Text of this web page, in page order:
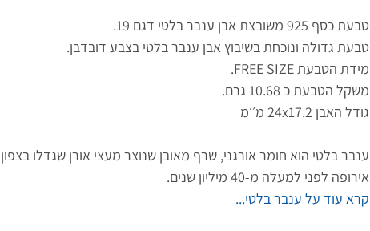
טבעת כסף 925 משובצת אבן ענבר בלטי דגם 19.
טבעת גדולה ונוכחת בשיבוץ אבן ענבר בלטי בצבע דובדבן.
מידת הטבעת FREE SIZE.
משקל הטבעת כ 10.68 גרם.
גודל האבן 24x17.2 מ׳׳מ
ענבר בלטי הוא חומר אורגני, שרף מאובן שנוצר מעצי אורן שגדלו בצפון
אירופה לפני למעלה מ-40 מיליון שנים.
קרא עוד על ענבר בלטי...